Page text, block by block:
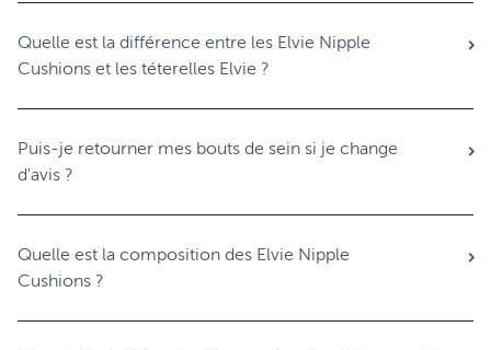
Quelle est la différence entre les Elvie Nipple
Cushions et les téterelles Elvie ?
Puis-je retourner mes bouts de sein si je change
d'avis ?
Quelle est la composition des Elvie Nipple
Cushions ?